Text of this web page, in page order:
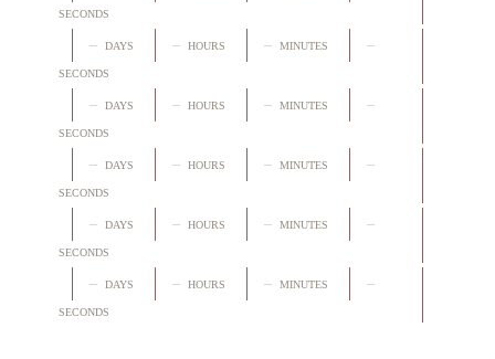
SECONDS
– DAYS – HOURS – MINUTES –
SECONDS
– DAYS – HOURS – MINUTES –
SECONDS
– DAYS – HOURS – MINUTES –
SECONDS
– DAYS – HOURS – MINUTES –
SECONDS
– DAYS – HOURS – MINUTES –
SECONDS